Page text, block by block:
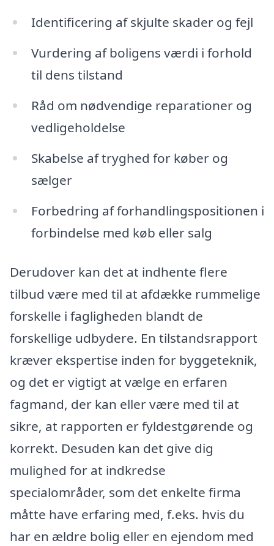
Identificering af skjulte skader og fejl
Vurdering af boligens værdi i forhold
til dens tilstand
Råd om nødvendige reparationer og
vedligeholdelse
Skabelse af tryghed for køber og
sælger
Forbedring af forhandlingspositionen i
forbindelse med køb eller salg
Derudover kan det at indhente flere
tilbud være med til at afdække rummelige
forskelle i fagligheden blandt de
forskellige udbydere. En tilstandsrapport
kræver ekspertise inden for byggeteknik,
og det er vigtigt at vælge en erfaren
fagmand, der kan eller være med til at
sikre, at rapporten er fyldestgørende og
korrekt. Desuden kan det give dig
mulighed for at indkredse
specialområder, som det enkelte firma
måtte have erfaring med, f.eks. hvis du
har en ældre bolig eller en ejendom med